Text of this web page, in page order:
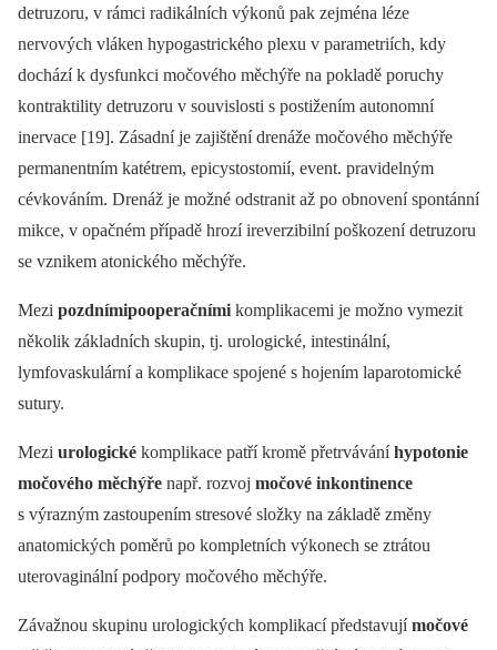
detruzoru, v rámci radikálních výkonů pak zejména léze
nervových vláken hypogastrického plexu v parametriích, kdy
dochází k dysfunkci močového měchýře na pokladě poruchy
kontraktility detruzoru v souvislosti s postižením autonomní
inervace [19]. Zásadní je zajištění drenáže močového měchýře
permanentním katétrem, epicystostomií, event. pravidelným
cévkováním. Drenáž je možné odstranit až po obnovení spontánní
mikce, v opačném případě hrozí ireverzibilní poškození detruzoru
se vznikem atonického měchýře.
Mezi pozdnímipooperačními komplikacemi je možno vymezit
několik základních skupin, tj. urologické, intestinální,
lymfovaskulární a komplikace spojené s hojením laparotomické
sutury.
Mezi urologické komplikace patří kromě přetrváváníhypotonie
močového měchýře např. rozvoj močové inkontinence
s výrazným zastoupením stresové složky na základě změny
anatomických poměrů po kompletních výkonech se ztrátou
uterovaginální podpory močového měchýře.
Závažnou skupinu urologických komplikací představujímočové